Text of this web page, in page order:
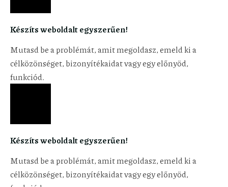
Készíts weboldalt egyszerűen!
Mutasd be a problémát, amit megoldasz, emeld ki a
célközönséget, bizonyítékaidat vagy egy előnyöd,
funkciód.
Készíts weboldalt egyszerűen!
Mutasd be a problémát, amit megoldasz, emeld ki a
célközönséget, bizonyítékaidat vagy egy előnyöd,